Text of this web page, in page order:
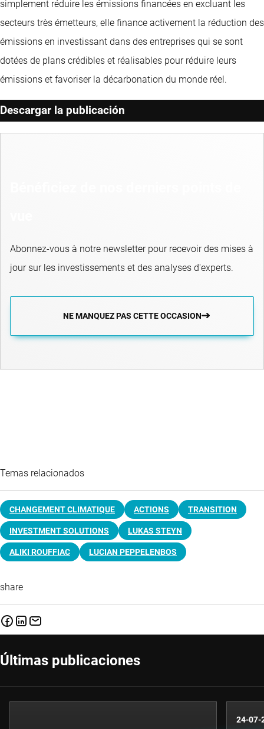
simplement réduire les émissions financées en excluant les
secteurs très émetteurs, elle finance activement la réduction des
émissions en investissant dans des entreprises qui se sont
dotées de plans crédibles et réalisables pour réduire leurs
émissions et favoriser la décarbonation du monde réel.
Descargar la publicación
Abonnez-vous à notre newsletter pour recevoir des mises à
jour sur les investissements et des analyses d'experts.
NE MANQUEZ PAS CETTE OCCASION
Temas relacionados
CHANGEMENT CLIMATIQUE ACTIONS TRANSITION
INVESTMENT SOLUTIONS LUKAS STEYN
ALIKI ROUFFIAC LUCIAN PEPPELENBOS
share
Últimas publicaciones
24-07-